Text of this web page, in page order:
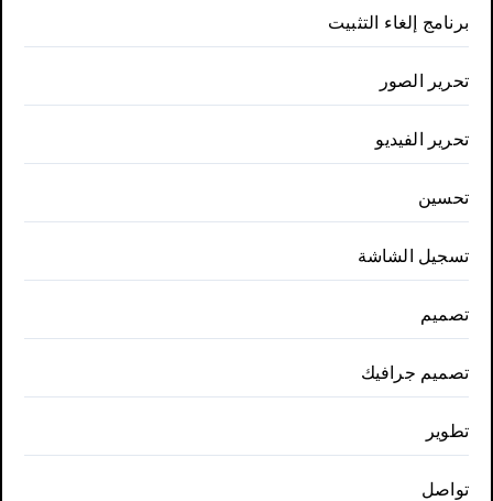
برنامج إلغاء التثبيت
تحرير الصور
تحرير الفيديو
تحسين
تسجيل الشاشة
تصميم
تصميم جرافيك
تطوير
تواصل